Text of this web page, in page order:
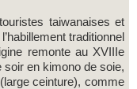
taiwanaises et
traditionnel
remonte au XVIIIe
soir en kimono de soie,
(large ceinture), comme